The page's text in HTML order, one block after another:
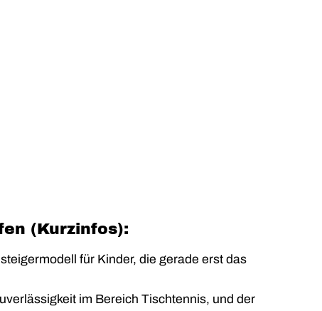
(Kurzinfos):
für Kinder, die gerade erst das
im Bereich Tischtennis, und der